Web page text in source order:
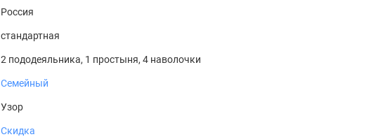
Россия
стандартная
2 пододеяльника, 1 простыня, 4 наволочки
Семейный
Узор
Скидка